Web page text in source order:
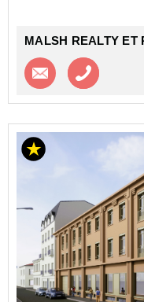
MALSH REALTY ET
Contacter